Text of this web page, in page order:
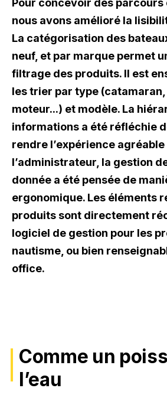
Pour concevoir des parcours
nous avons amélioré la
La catégorisation des
neuf, et par marque permet
filtrage des produits. Il est
les trier par type (catamaran,
moteur...) et modèle. La
informations a été réfléchie
rendre l’expérience
l’administrateur, la gestion
donnée a été pensée de
ergonomique. Les éléments
produits sont directement
logiciel de gestion pour les
nautisme, ou bien
office.
Comme un
l’eau